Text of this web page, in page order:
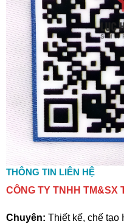
THÔNG TIN LIÊN HỆ
CÔNG TY TNHH TM&SX
Chuyên: Thiết kế, chế tạo